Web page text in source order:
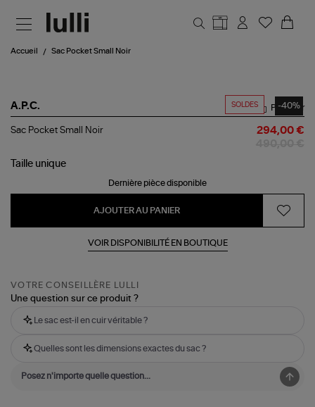
Accueil Sac Pocket Small Noir
SOLDES -40%
A.P.C.
Sac
Noir
Partager
Sac Pocket Small Noir 294,00 €
Taille unique
Dernière pièce disponible
AJOUTER AU PANIER
VOIR DISPONIBILITÉ EN BOUTIQUE
VOTRE CONSEILLÈRE LULLI
Une question sur ce produit ?
Le sac est-il en cuir véritable ?
Quelles sont les dimensions exactes du sac ?